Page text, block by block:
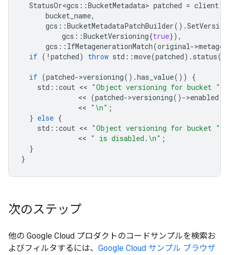
StatusOr<gcs ::BucketMetadata> patched = client
bucket_name,
gcs ::BucketMetadataPatchBuilder().
gcs ::BucketVersioning{true}),
gcs :: IfMetagenerationMatch(original->
if ( ! patched) throw std ::move(patched). status
if (patched->versioning().has_value())
{
std ::cout << "Object versioning for bucket "
              <<
(patched->versioning() ->enabled
              <<
" \n" ;
} else {
std ::cout << "Object versioning for bucket "
              <<
" is disabled. \n" ;
}
}
次のステップ
他の Google Cloud プロダクトのコードサンプルを検索お
よびフィルタするには、 Google Cloud サンプル ブラウザ